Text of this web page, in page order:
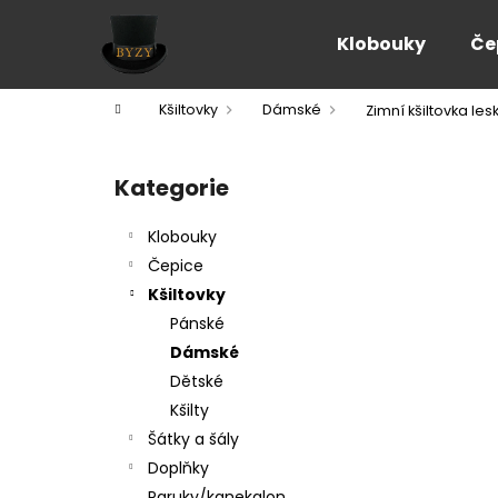
Klobouky
Domů
Kšiltovky Dámské Zimní kšiltovka
Přeskočit
kategorie
Kategorie
Klobouky
Čepice
Kšiltovky
Pánské
Dámské
Dětské
Kšilty
Šátky a šály
Doplňky
í
Zpět
do
Zpět
do